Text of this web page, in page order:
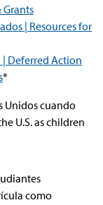
Grants
| Resources for
Deferred Action
*
Unidos cuando
U.S. as children
como